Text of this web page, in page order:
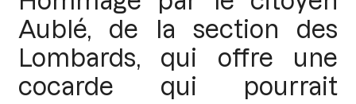
Aublé, de la section des
Lombards, qui offre une
cocarde qui pourrait